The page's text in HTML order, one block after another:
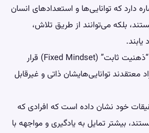
دارد که توانایی‌ها و استعدادهای انسان
بلکه می‌توانند از طریق تلاش،
یابند.
این مفهوم در مقابل “ذهنیت ثابت” (Fixed Mindset) قرار
معتقدند توانایی‌هایشان ذاتی و غیرقابل
خود نشان داده است که افرادی که
بیشتر تمایل به یادگیری و مواجهه با